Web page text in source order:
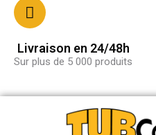
Livraison en 24/48h
Sur plus de 5 000 produits